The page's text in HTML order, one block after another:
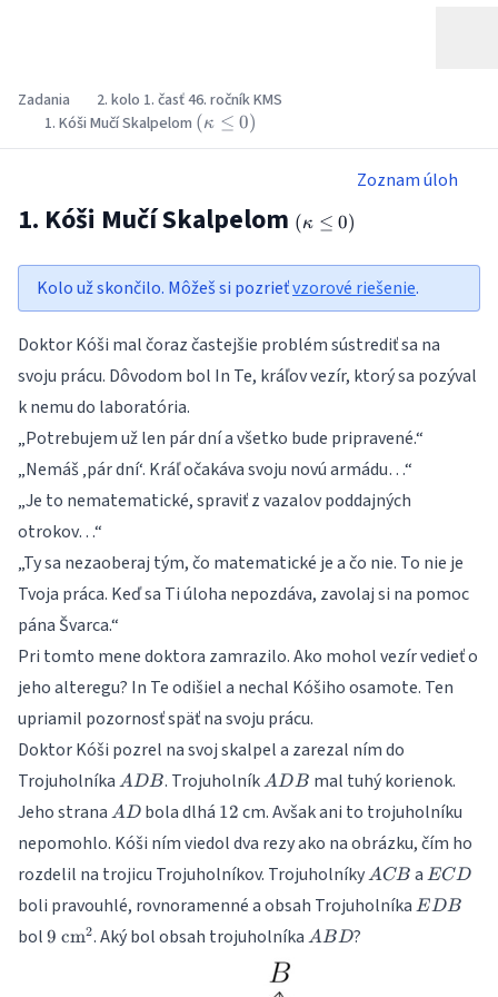
Zadania
2. kolo 1. časť 46. ročník KMS
1. Kóši Mučí Skalpelom \left(\kappa
\le 0\right)
(κ ≤ 0)
Zoznam úloh
1. Kóši Mučí Skalpelom \left(\kappa
\le 0\right)
(κ ≤ 0)
Kolo už skončilo. Môžeš si pozrieťvzorové riešenie.
Doktor Kóši mal čoraz častejšie problém sústrediť sa na
svoju prácu. Dôvodom bol In Te, kráľov vezír, ktorý sa pozýval
k nemu do laboratória.
„Potrebujem už len pár dní a všetko bude pripravené.“
„Nemáš ‚pár dní‘. Kráľ očakáva svoju novú armádu…“
„Je to nematematické, spraviť z vazalov poddajných
otrokov…“
„Ty sa nezaoberaj tým, čo matematické je a čo nie. To nie je
Tvoja práca. Keď sa Ti úloha nepozdáva, zavolaj si na pomoc
pána Švarca.“
Pri tomto mene doktora zamrazilo. Ako mohol vezír vedieť o
jeho alteregu? In Te odišiel a nechal Kóšiho osamote. Ten
upriamil pozornosť späť na svoju prácu.
Doktor Kóši pozrel na svoj skalpel a zarezal ním do
Trojuholníka ADB
ADB. TrojuholníkADB
ADB mal tuhý korienok.
Jeho strana AD
AD bola dlhá 12
12 cm. Avšak ani to trojuholníku
nepomohlo. Kóši ním viedol dva rezy ako na obrázku, čím ho
rozdelil na trojicu Trojuholníkov. Trojuholníky ACB
ACB a ECD
ECD
boli pravouhlé, rovnoramenné a obsah Trojuholníka EDB
EDB
bol 9
9 cm2. Aký bol obsah trojuholníka ABD
ABD?